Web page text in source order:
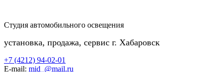
Студия автомобильного освещения
установка, продажа, сервис г. Хабаровск
+7 (4212) 94-02-01
E-mail: mid_@mail.ru